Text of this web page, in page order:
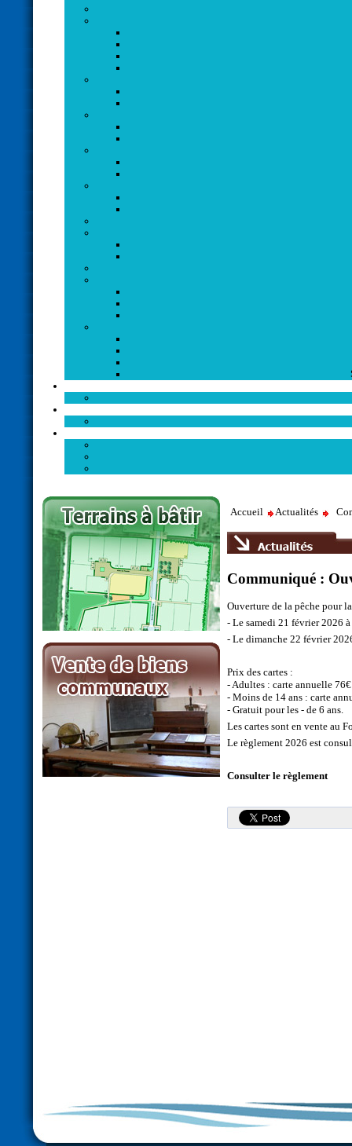
Accueil Actualités
Communiqué :
Ouverture de la pêche pour
- Le samedi 21 février 2026
- Le dimanche 22 février
Prix des cartes :
- Adultes : carte annuelle
- Moins de 14 ans : carte
- Gratuit pour les - de 6 ans.
Les cartes sont en vente au
Le règlement 2026 est
Consulter le règlement